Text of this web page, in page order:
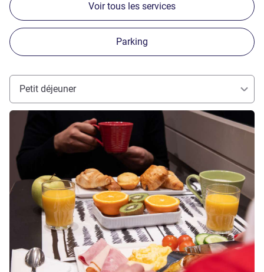
Voir tous les services
Parking
Petit déjeuner
Voir les détails